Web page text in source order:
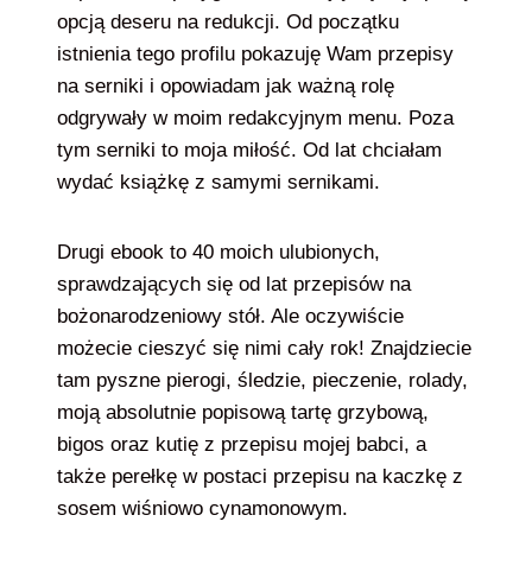
opcją deseru na redukcji. Od początku
istnienia tego profilu pokazuję Wam przepisy
na serniki i opowiadam jak ważną rolę
odgrywały w moim redakcyjnym menu. Poza
tym serniki to moja miłość. Od lat chciałam
wydać książkę z samymi sernikami.
Drugi ebook to 40 moich ulubionych,
sprawdzających się od lat przepisów na
bożonarodzeniowy stół. Ale oczywiście
możecie cieszyć się nimi cały rok! Znajdziecie
tam pyszne pierogi, śledzie, pieczenie, rolady,
moją absolutnie popisową tartę grzybową,
bigos oraz kutię z przepisu mojej babci, a
także perełkę w postaci przepisu na kaczkę z
sosem wiśniowo cynamonowym.